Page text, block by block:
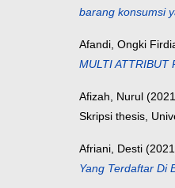
barang konsumsi
Afandi, Ongki
MULTI ATTRIBUT
Afizah, Nurul
Skripsi thesis,
Afriani, Desti
Yang Terdaftar Di